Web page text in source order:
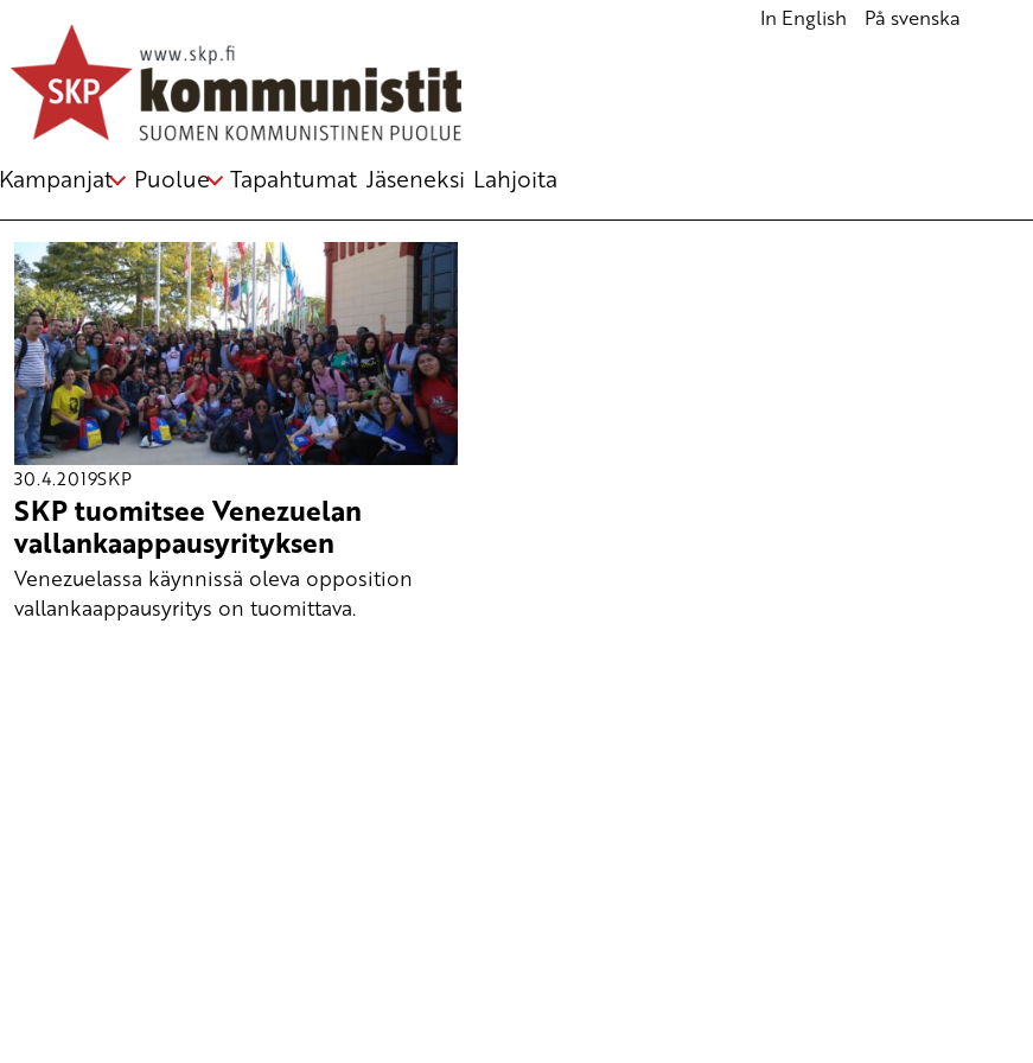
In English På svenska
Kampanjat Puolue Tapahtumat Jäseneksi Lahjoita
Avainsana
Caracas
30.4.2019SKP
SKP tuomitsee Venezuelan
vallankaappausyrityksen
Venezuelassa käynnissä oleva opposition
vallankaappausyritys on tuomittava.